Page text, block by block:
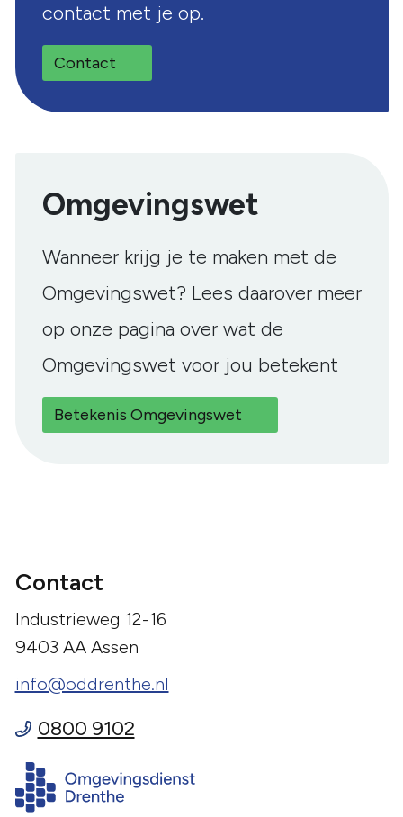
contact met je op.
Contact
Omgevingswet
Wanneer krijg je te maken met de
Omgevingswet? Lees daarover meer
op onze pagina over wat de
Omgevingswet voor jou betekent
Betekenis Omgevingswet
Contact
Industrieweg 12-16
9403 AA Assen
info@oddrenthe.nl
0800 9102